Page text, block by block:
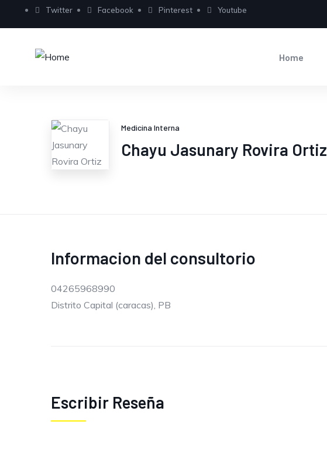
Twitter Facebook Pinterest Youtube
Home
Medicina Interna
Chayu Jasunary Rovira Ortiz
Informacion del consultorio
04265968990
Distrito Capital (caracas), PB
Escribir Reseña